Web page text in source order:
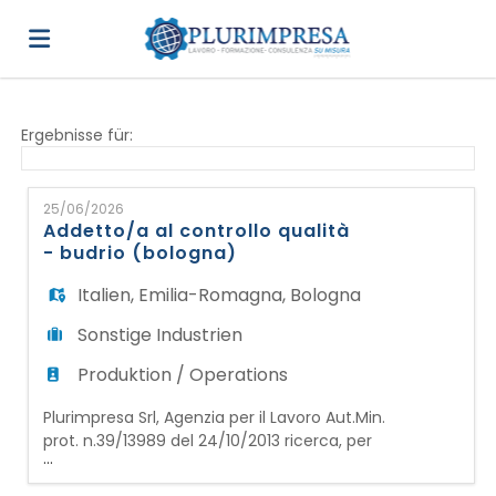
Stellen
Lebenslauf
hochladen
Anmelden
Sprache
Ergebnisse für:
25/06/2026
Addetto/a al controllo qualità
- budrio (bologna)
Italien, Emilia-Romagna, Bologna
Sonstige Industrien
Produktion / Operations
Plurimpresa Srl, Agenzia per il Lavoro Aut.Min.
prot. n.39/13989 del 24/10/2013 ricerca, per
importante azienda operante nel settore
della lavorazione dell'alluminio, con sede a
...